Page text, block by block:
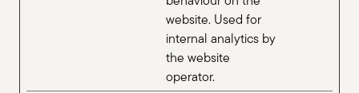
website. Used for
internal analytics by
the website
operator.